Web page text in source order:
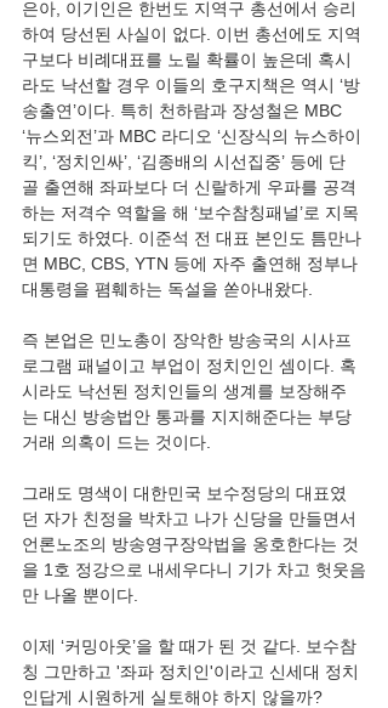
은아, 이기인은 한번도 지역구 총선에서 승리
하여 당선된 사실이 없다. 이번 총선에도 지역
구보다 비례대표를 노릴 확률이 높은데 혹시
라도 낙선할 경우 이들의 호구지책은 역시 ‘방
송출연’이다. 특히 천하람과 장성철은 MBC
‘뉴스외전’과 MBC 라디오 ‘신장식의 뉴스하이
킥’, ‘정치인싸’, ‘김종배의 시선집중’ 등에 단
골 출연해 좌파보다 더 신랄하게 우파를 공격
하는 저격수 역할을 해 ‘보수참칭패널’로 지목
되기도 하였다. 이준석 전 대표 본인도 틈만나
면 MBC, CBS, YTN 등에 자주 출연해 정부나
대통령을 폄훼하는 독설을 쏟아내왔다.
즉 본업은 민노총이 장악한 방송국의 시사프
로그램 패널이고 부업이 정치인인 셈이다. 혹
시라도 낙선된 정치인들의 생계를 보장해주
는 대신 방송법안 통과를 지지해준다는 부당
거래 의혹이 드는 것이다.
그래도 명색이 대한민국 보수정당의 대표였
던 자가 친정을 박차고 나가 신당을 만들면서
언론노조의 방송영구장악법을 옹호한다는 것
을 1호 정강으로 내세우다니 기가 차고 헛웃음
만 나올 뿐이다.
이제 ‘커밍아웃’을 할 때가 된 것 같다. 보수참
칭 그만하고 '좌파 정치인'이라고 신세대 정치
인답게 시원하게 실토해야 하지 않을까?